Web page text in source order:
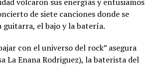
volcaron sus energías y entusiamos
de siete canciones donde se
guitarra, el bajo y la batería.
con el universo del rock” asegura
La Enana Rodriguez), la baterista del